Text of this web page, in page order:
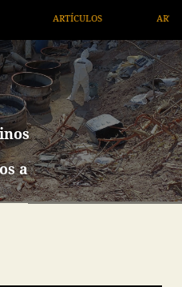
ARTE /
a